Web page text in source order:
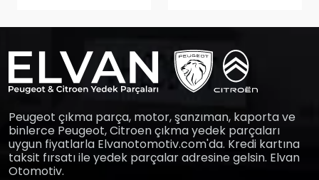
Peugeot çıkma parça, motor, şanzıman, kaporta ve
binlerce Peugeot, Citroen çıkma yedek parçaları
uygun fiyatlarla Elvanotomotiv.com'da. Kredi kartına
taksit fırsatı ile yedek parçalar adresine gelsin. Elvan
Otomotiv.